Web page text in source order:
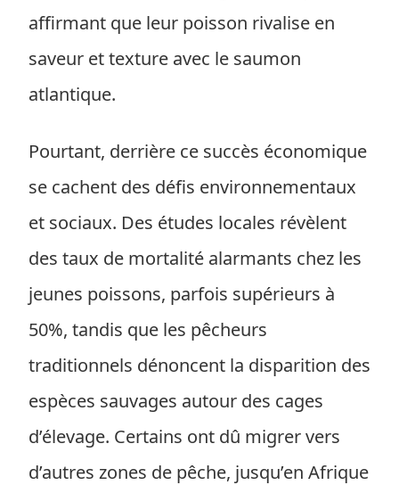
affirmant que leur poisson rivalise en
saveur et texture avec le saumon
atlantique.
Pourtant, derrière ce succès économique
se cachent des défis environnementaux
et sociaux. Des études locales révèlent
des taux de mortalité alarmants chez les
jeunes poissons, parfois supérieurs à
50%, tandis que les pêcheurs
traditionnels dénoncent la disparition des
espèces sauvages autour des cages
d’élevage. Certains ont dû migrer vers
d’autres zones de pêche, jusqu’en Afrique